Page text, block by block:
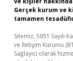
Gerçek kurum ve
tamamen
Sitemiz, 5651 Sayılı
ve İletişim Kurumu
Sağlayıcı olarak